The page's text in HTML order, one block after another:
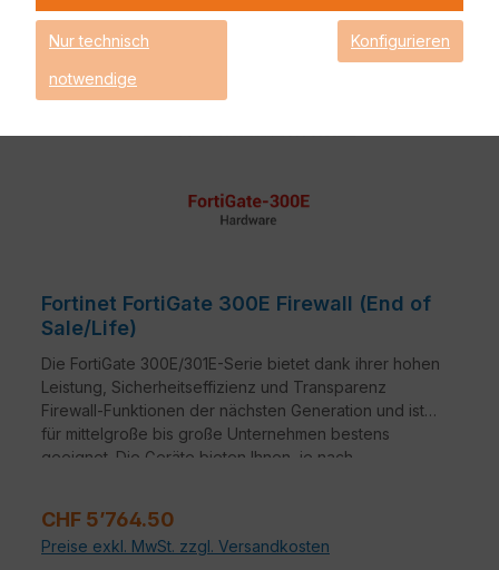
Fortinet FortiGate 300E Firewall (End of
Sale/Life)
Die FortiGate 300E/301E-Serie bietet dank ihrer hohen
Leistung, Sicherheitseffizienz und Transparenz
Firewall-Funktionen der nächsten Generation und ist
für mittelgroße bis große Unternehmen bestens
geeignet. Die Geräte bieten Ihnen, je nach
perfekte Grundlage für maximale Sicherheit Ihres
Netzwerkes.
Regulärer Preis:
CHF 5’764.50
Preise exkl. MwSt. zzgl. Versandkosten
Nur technisch
notwendige
Konfigurieren